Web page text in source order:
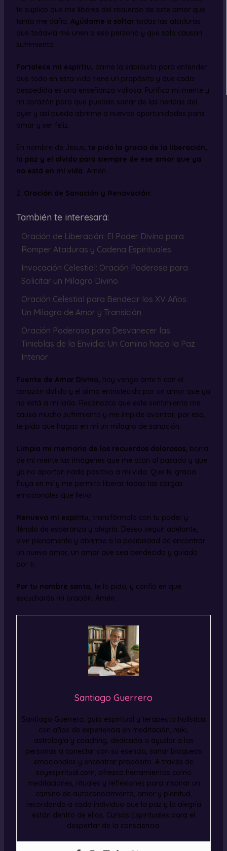
te suplico que me liberes del recuerdo de este amor que
tanto me daña. Ayúdame a soltartodas las ataduras
que todavía me unen a esa persona y que solo causan
sufrimiento.
Fortalece mi espíritu, dame la sabiduría para entender
que todo en esta vida tiene un propósito y que cada
despedida es una enseñanza valiosa. Purifica mi mente y
mi corazón para que puedan sanar de las heridas del
ayer y así pueda abrirme a nuevas oportunidades para
amar y ser feliz.
En nombre de Jesus, te pido la gracia de la liberación,
la paz y el olvido para siempre de ese amor que ya
no está en mi vida. Amén.
2. Oración de Sanación y Renovación:
También te interesará:
Oración de Liberación: El Poder Divino para
Romper Ataduras y Cadena Espirituales
Invocación Celestial: Oración Poderosa para
Solicitar un Milagro Divino
Oración Celestial para Bendecir los XV Años:
Un Milagro de Amor y Transición
Oración Poderosa para Desvanecer las
Tinieblas de la Envidia: Un Camino hacia la Paz
Interior
Fuente de Amor Divino, hoy vengo ante ti con el
corazón dolido y el alma entristecida por un amor que ya
no está a mi lado. Reconozco que este sentimiento me
causa mucho sufrimiento y me impide avanzar, por eso,
te pido que hagas en mi un milagro de sanación.
Limpia mi memoria de los recuerdos dolorosos, borra
de mi mente las imágenes que me atan al pasado y que
ya no aportan nada positivo a mi vida. Que tu gracia
fluya en mí y me permita liberar todas las cargas
emocionales que llevo.
Renueva mi espíritu, transfórmalo con tu poder y
llénalo de esperanza y alegría. Deseo seguir adelante,
vivir plenamente y abrirme a la posibilidad de encontrar
un nuevo amor, un amor que sea bendecido y guiado
por ti.
Por tu nombre santo, te lo pido, y confío en que
escucharás mi oración. Amén.
Santiago Guerrero
Santiago Guerrero, guía espiritual y terapeuta holística
con años de experiencia en meditación, reiki,
astrología y coaching, dedicada a ayudar a las
personas a conectar con su esencia, sanar bloqueos
emocionales y encontrar propósito. A través de
soyespiritual.com, ofrezco herramientas como
meditaciones, rituales y reflexiones para inspirar un
camino de autoconocimiento, amor y plenitud,
recordando a cada individuo que la paz y la alegría
están dentro de ellos. Cursos Espirituales para el
despertar de la consciencia.